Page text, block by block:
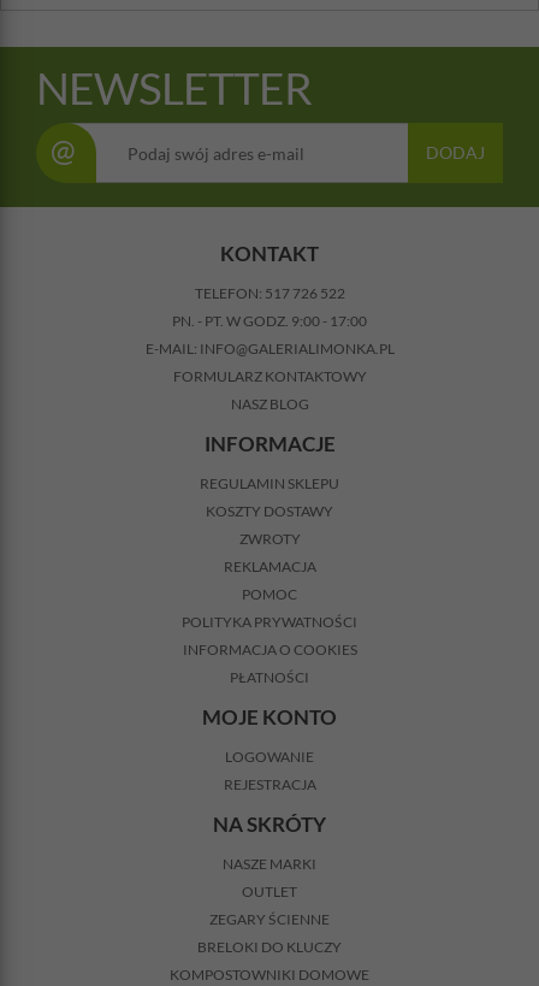
NEWSLETTER
@ DODAJ
KONTAKT
TELEFON: 517 726 522
PN. - PT. W GODZ. 9:00 - 17:00
E-MAIL: INFO@GALERIALIMONKA.PL
FORMULARZ KONTAKTOWY
NASZ BLOG
INFORMACJE
REGULAMIN SKLEPU
KOSZTY DOSTAWY
ZWROTY
REKLAMACJA
POMOC
POLITYKA PRYWATNOŚCI
INFORMACJA O COOKIES
PŁATNOŚCI
MOJE KONTO
LOGOWANIE
REJESTRACJA
NA SKRÓTY
NASZE MARKI
OUTLET
ZEGARY ŚCIENNE
BRELOKI DO KLUCZY
KOMPOSTOWNIKI DOMOWE